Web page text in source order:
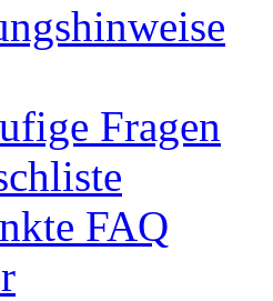
Fragen
FAQ